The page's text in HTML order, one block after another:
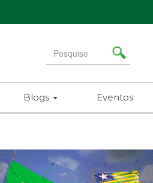
Search
for
Blogs Eventos